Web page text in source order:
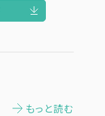
もっと読む